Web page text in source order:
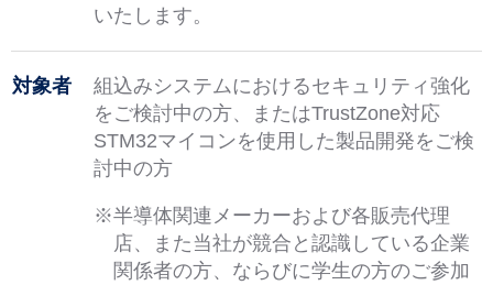
いたします。
対象者
組込みシステムにおけるセキュリティ強化
をご検討中の方、またはTrustZone対応
STM32マイコンを使用した製品開発をご検
討中の方
※半導体関連メーカーおよび各販売代理
店、また当社が競合と認識している企業
関係者の方、ならびに学生の方のご参加